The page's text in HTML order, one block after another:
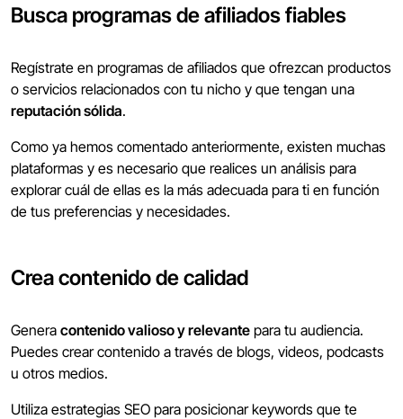
Busca programas de afiliados fiables
Regístrate en programas de afiliados que ofrezcan productos
o servicios relacionados con tu nicho y que tengan una
reputación sólida.
Como ya hemos comentado anteriormente, existen muchas
plataformas y es necesario que realices un análisis para
explorar cuál de ellas es la más adecuada para ti en función
de tus preferencias y necesidades.
Crea contenido de calidad
Genera contenido valioso y relevante para tu audiencia.
Puedes crear contenido a través de blogs, videos, podcasts
u otros medios.
Utiliza estrategias SEO para posicionar keywords que te